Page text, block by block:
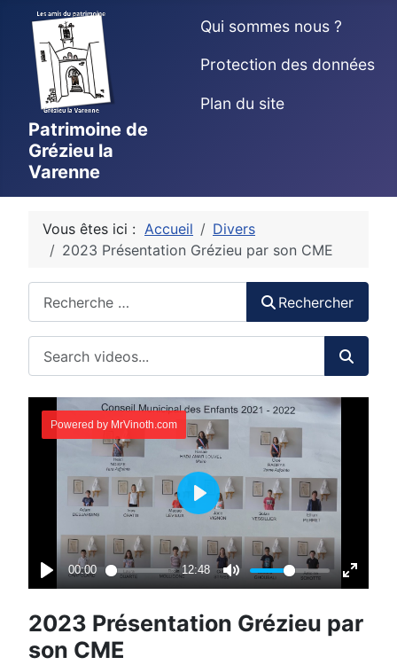
Patrimoine de
Grézieu la
Varenne
Qui sommes nous ?
Protection des données
Plan du site
Vous êtes ici : Accueil
Divers
2023 Présentation Grézieu par son CME
Rechercher
2023 Présentation Grézieu par
son CME